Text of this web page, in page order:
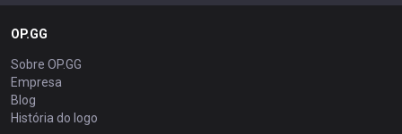
OP.GG
Sobre OP.GG
Empresa
Blog
História do logo